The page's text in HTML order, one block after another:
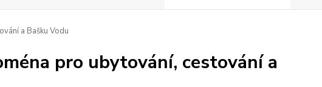
a Bašku Vodu
pro ubytování, cestování a